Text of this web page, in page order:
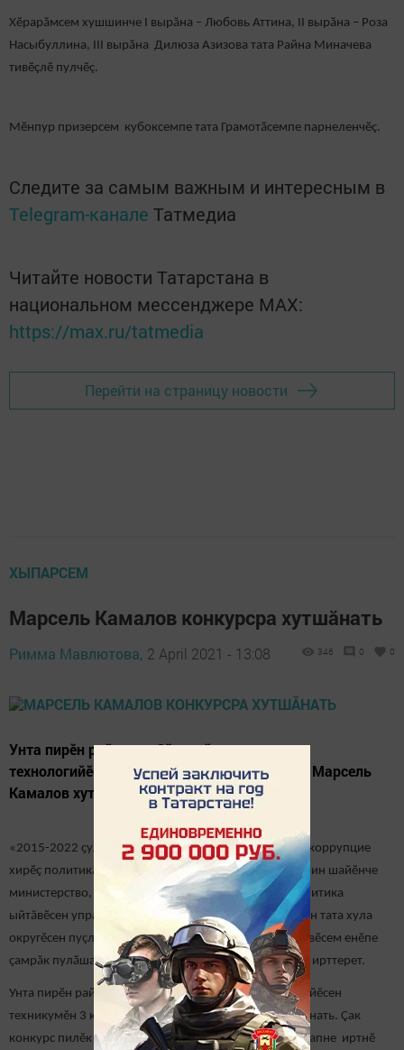
Хӗрарăмсем хушшинче I вырăна – Любовь Аттина, II вырӑна – Роза
Насыбуллина, III вырӑна Дилюза Азизова тата Райна Миначева
тивӗçлӗ пулчӗç.
Мӗнпур призерсем кубоксемпе тата Грамотӑсемпе парнеленчӗç.
Следите за самым важным и интересным в
Telegram-канале Татмедиа
Читайте новости Татарстана в
национальном мессенджере MАХ:
https://max.ru/tatmedia
Перейти на страницу новости
ХЫПАРСЕМ
Марсель Камалов конкурсра хутшăнать
Римма Мавлютова, 2 April 2021 - 13:08 346 0 0
Унта пирӗн районтан Çӗпрелӗнчи отрасль
технологийӗсен техникумӗн 3 курс студенчӗ Марсель
Камалов хутшӑнать.
«2015-2022 ҫулсем валли Тутарстан Республикинче коррупцие
хирӗç политикăна вăя кӗртесси» патшалӑх программин шайӗнче
министерство, ТР Президенчӗн Коррупцие хирӗҫ политика
ыйтăвӗсен управленийӗпе, ТР муниципаллӑ районсен тата хула
округӗсен пуçлăхӗсен коррупцие хирӗç кӗрешӳ ыйтăвӗсем енӗпе
ҫамрӑк пулӑшаканӗсен ӗçӗшӗн республика конкурсӗ ирттерет.
Унта пирӗн районтан Çӗпрелӗнчи отрасль технологийӗсен
техникумӗн 3 курс студенчӗ Марсель Камалов хутшӑнать. Çак
конкурс пилӗк этапран тӑрать, Марсель унӑн виҫӗ этапне иртнӗ